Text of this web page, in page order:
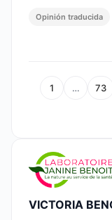
Opinión traducida
1 … 73
VICTORIA